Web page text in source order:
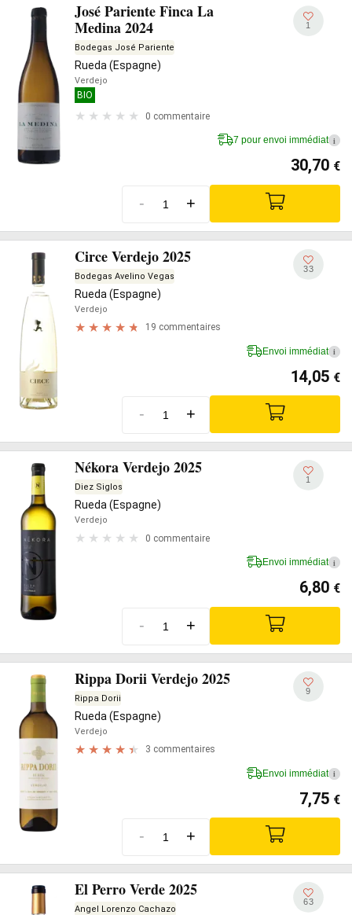
José Pariente Finca La
Medina 2024
Bodegas José Pariente
Rueda (Espagne)
Verdejo
BIO
0 commentaire
1
7 pour envoi immédiat i
30,70 €
- +
Circe Verdejo 2025
Bodegas Avelino Vegas
Rueda (Espagne)
Verdejo
19 commentaires
33
Envoi immédiat i
14,05 €
- +
Nékora Verdejo 2025
Diez Siglos
Rueda (Espagne)
Verdejo
0 commentaire
1
Envoi immédiat i
6,80 €
- +
Rippa Dorii Verdejo 2025
Rippa Dorii
Rueda (Espagne)
Verdejo
3 commentaires
9
Envoi immédiat i
7,75 €
- +
El Perro Verde 2025
Angel Lorenzo Cachazo
63